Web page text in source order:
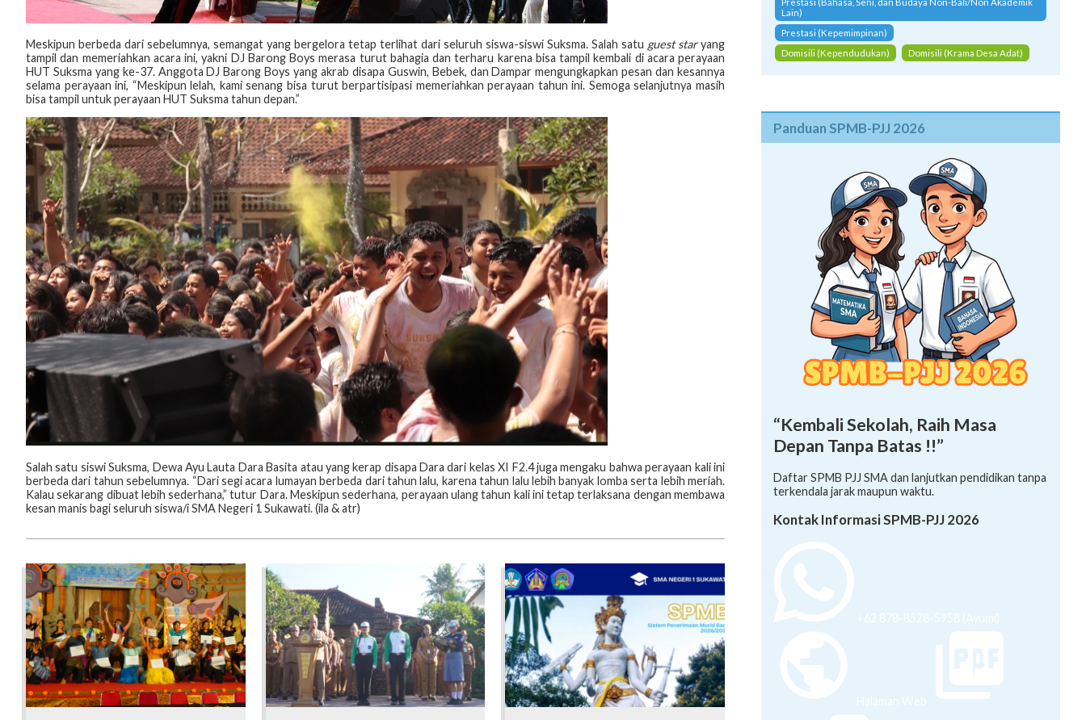
Meskipun berbeda dari sebelumnya, semangat yang bergelora tetap terlihat dari seluruh siswa-siswi Suksma. Salah satu guest staryang
tampil dan memeriahkan acara ini, yakni DJ Barong Boys merasa turut bahagia dan terharu karena bisa tampil kembali di acara perayaan
HUT Suksma yang ke-37. Anggota DJ Barong Boys yang akrab disapa Guswin, Bebek, dan Dampar mengungkapkan pesan dan kesannya
selama perayaan ini, “Meskipun lelah, kami senang bisa turut berpartisipasi memeriahkan perayaan tahun ini. Semoga selanjutnya masih
bisa tampil untuk perayaan HUT Suksma tahun depan.”
Salah satu siswi Suksma, Dewa Ayu Lauta Dara Basita atau yang kerap disapa Dara dari kelas XI F2.4 juga mengaku bahwa perayaan kali ini
berbeda dari tahun sebelumnya. “Dari segi acara lumayan berbeda dari tahun lalu, karena tahun lalu lebih banyak lomba serta lebih meriah.
Kalau sekarang dibuat lebih sederhana,” tutur Dara. Meskipun sederhana, perayaan ulang tahun kali ini tetap terlaksana dengan membawa
kesan manis bagi seluruh siswa/i SMA Negeri 1 Sukawati. (ila & atr)
Prestasi (Bahasa, Seni, dan Budaya Non-Bali/Non Akademik
Lain)
Prestasi (Kepemimpinan)
Domisili (Kependudukan)
Domisili (Krama Desa Adat)
Panduan SPMB-PJJ 2026
“Kembali Sekolah, Raih Masa
Depan Tanpa Batas !!”
Daftar SPMB PJJ SMA dan lanjutkan pendidikan tanpa
terkendala jarak maupun waktu.
Kontak Informasi SPMB-PJJ 2026
+62 878-8528-5958 (Ayumi)
Halaman Web